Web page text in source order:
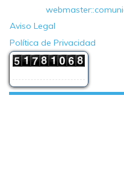
Aviso Legal
Política de Privacidad